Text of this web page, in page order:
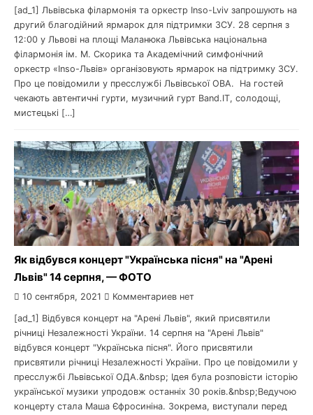
[ad_1] Львівська філармонія та оркестр Inso-Lviv запрошують на
другий благодійний ярмарок для підтримки ЗСУ. 28 серпня з
12:00 у Львові на площі Маланюка Львівська національна
філармонія ім. М. Скорика та Академічний симфонічний
оркестр «Inso-Львів» організовують ярмарок на підтримку ЗСУ.
Про це повідомили у пресслужбі Львівської ОВА. На гостей
чекають автентичні гурти, музичний гурт Band.IT, солодощі,
мистецькі […]
Як відбувся концерт "Українська пісня" на "Арені
Львів" 14 серпня, — ФОТО
10 сентября, 2021 Комментариев нет
[ad_1] Відбувся концерт на "Арені Львів", який присвятили
річниці Незалежності України. 14 серпня на "Арені Львів"
відбувся концерт "Українська пісня". Його присвятили
присвятили річниці Незалежності України. Про це повідомили у
пресслужбі Львівської ОДА.&nbsp; Ідея була розповісти історію
української музики упродовж останніх 30 років.&nbsp;Ведучою
концерту стала Маша Єфросиніна. Зокрема, виступали перед